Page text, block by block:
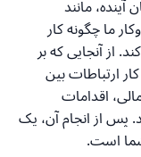
مانند
ما چگونه کار
از آنجایی که بر
ارتباطات بین
اقدامات
پس از انجام آن، یک
شما است.